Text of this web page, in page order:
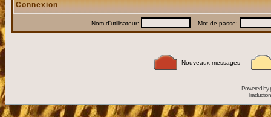
Connexion
Nom d'utilisateur: Mot de passe:
Nouveaux messages
Powered by